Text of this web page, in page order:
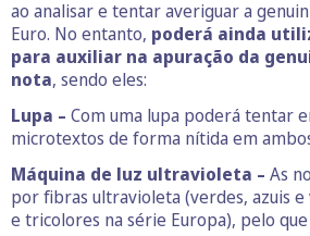
ao analisar e tentar averiguar a
Euro. No entanto, poderá ainda
para auxiliar na apuração da
nota, sendo eles:
Lupa – Com uma lupa poderá tentar
microtextos de forma nítida em
Máquina de luz ultravioleta – As
por fibras ultravioleta (verdes, azuis e
e tricolores na série Europa), pelo que